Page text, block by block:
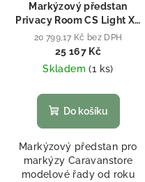
Markýzový předstan
Privacy Room CS Light XL
280
20 799,17 Kč bez DPH
25 167 Kč
Skladem(1 ks)
Do košíku
Markýzový předstan pro
markýzy Caravanstore
modelové řady od roku